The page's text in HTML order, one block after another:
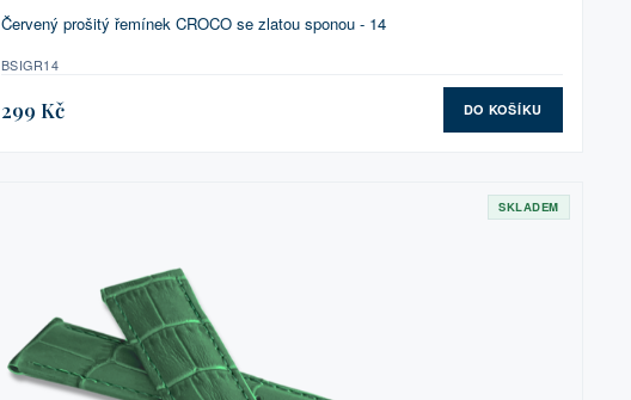
Červený prošitý řemínek CROCO se zlatou sponou - 14
BSIGR14
299 Kč DO KOŠÍKU
SKLADEM